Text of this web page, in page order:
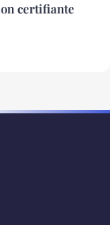
certifiante